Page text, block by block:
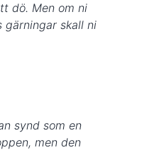
dö. Men om ni
gärningar skall ni
synd som en
men den